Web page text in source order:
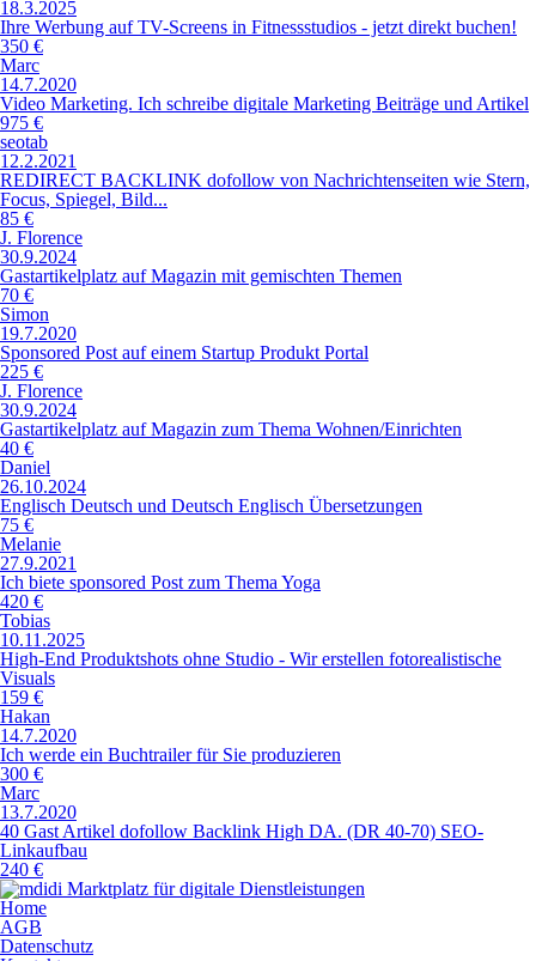
18.3.2025
Ihre Werbung auf TV-Screens in Fitnessstudios - jetzt direkt buchen!
350 €
Marc
14.7.2020
Video Marketing. Ich schreibe digitale Marketing Beiträge und Artikel
975 €
seotab
12.2.2021
REDIRECT BACKLINK dofollow von Nachrichtenseiten wie Stern,
Focus, Spiegel, Bild...
85 €
J. Florence
30.9.2024
Gastartikelplatz auf Magazin mit gemischten Themen
70 €
Simon
19.7.2020
Sponsored Post auf einem Startup Produkt Portal
225 €
J. Florence
30.9.2024
Gastartikelplatz auf Magazin zum Thema Wohnen/Einrichten
40 €
Daniel
26.10.2024
Englisch Deutsch und Deutsch Englisch Übersetzungen
75 €
Melanie
27.9.2021
Ich biete sponsored Post zum Thema Yoga
420 €
Tobias
10.11.2025
High-End Produktshots ohne Studio - Wir erstellen fotorealistische
Visuals
159 €
Hakan
14.7.2020
Ich werde ein Buchtrailer für Sie produzieren
300 €
Marc
13.7.2020
40 Gast Artikel dofollow Backlink High DA. (DR 40-70) SEO-
Linkaufbau
240 €
Home
AGB
Datenschutz